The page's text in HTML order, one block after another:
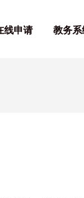
线申请 教务